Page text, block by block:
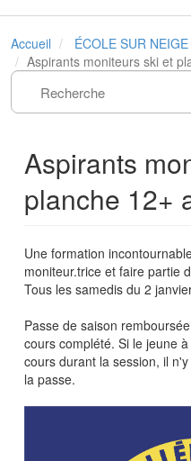
Accueil
ÉCOLE SUR
Aspirants moniteurs ski et
Aspirants
planche 12+
Une formation
moniteur.trice et faire partie
Tous les samedis du 2
Passe de saison
cours complété. Si le jeune
cours durant la session, il
la passe.